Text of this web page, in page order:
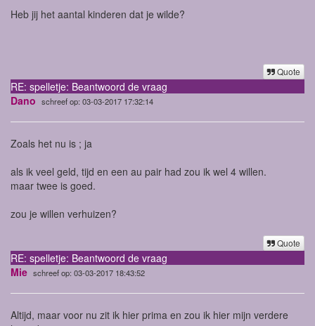
Heb jij het aantal kinderen dat je wilde?
Quote
RE: spelletje: Beantwoord de vraag
Dano schreef op: 03-03-2017 17:32:14
Zoals het nu is ; ja
als ik veel geld, tijd en een au pair had zou ik wel 4 willen.
maar twee is goed.
zou je willen verhuizen?
Quote
RE: spelletje: Beantwoord de vraag
Mie schreef op: 03-03-2017 18:43:52
Altijd, maar voor nu zit ik hier prima en zou ik hier mijn verdere